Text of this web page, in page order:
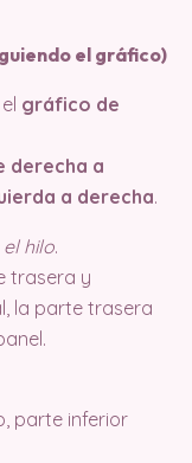
el gráfico)
gráfico de
derecha a
a derecha.
hilo.
trasera y
la parte trasera
parte inferior